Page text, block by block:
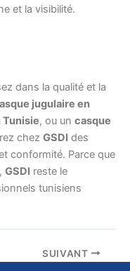
et la visibilité.
dans la qualité et la
jugulaire en
, ou un casque
chez GSDI des
conformité. Parce que
GSDI reste le
tunisiens
SUIVANT